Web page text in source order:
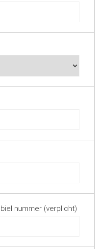
nummer (verplicht)